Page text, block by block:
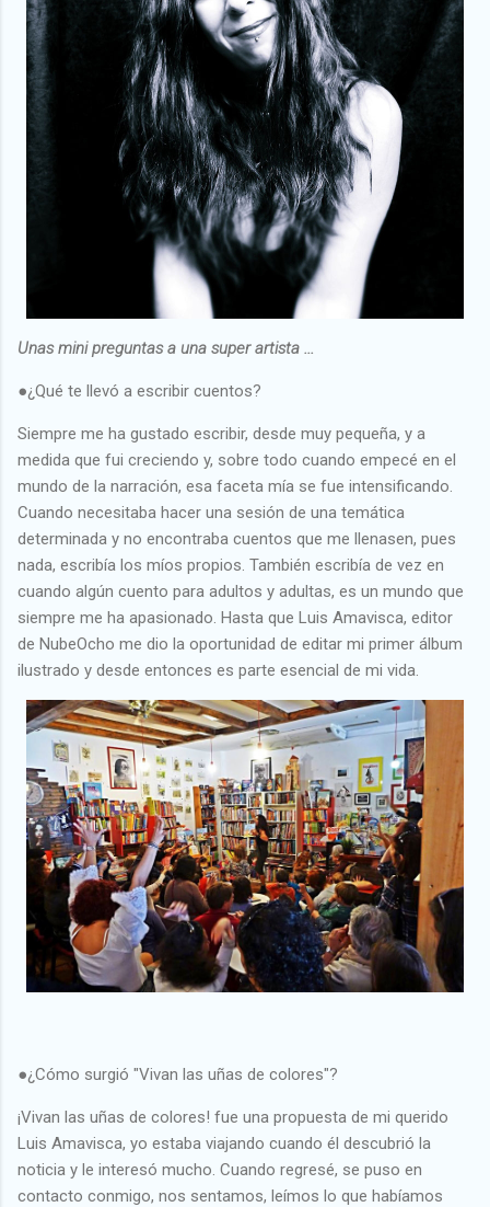
Unas mini preguntas a una super artista ...
●¿Qué te llevó a escribir cuentos?
Siempre me ha gustado escribir, desde muy pequeña, y a
medida que fui creciendo y, sobre todo cuando empecé en el
mundo de la narración, esa faceta mía se fue intensificando.
Cuando necesitaba hacer una sesión de una temática
determinada y no encontraba cuentos que me llenasen, pues
nada, escribía los míos propios. También escribía de vez en
cuando algún cuento para adultos y adultas, es un mundo que
siempre me ha apasionado. Hasta que Luis Amavisca, editor
de NubeOcho me dio la oportunidad de editar mi primer álbum
ilustrado y desde entonces es parte esencial de mi vida.
●¿Cómo surgió "Vivan las uñas de colores"?
¡Vivan las uñas de colores! fue una propuesta de mi querido
Luis Amavisca, yo estaba viajando cuando él descubrió la
noticia y le interesó mucho. Cuando regresé, se puso en
contacto conmigo, nos sentamos, leímos lo que habíamos